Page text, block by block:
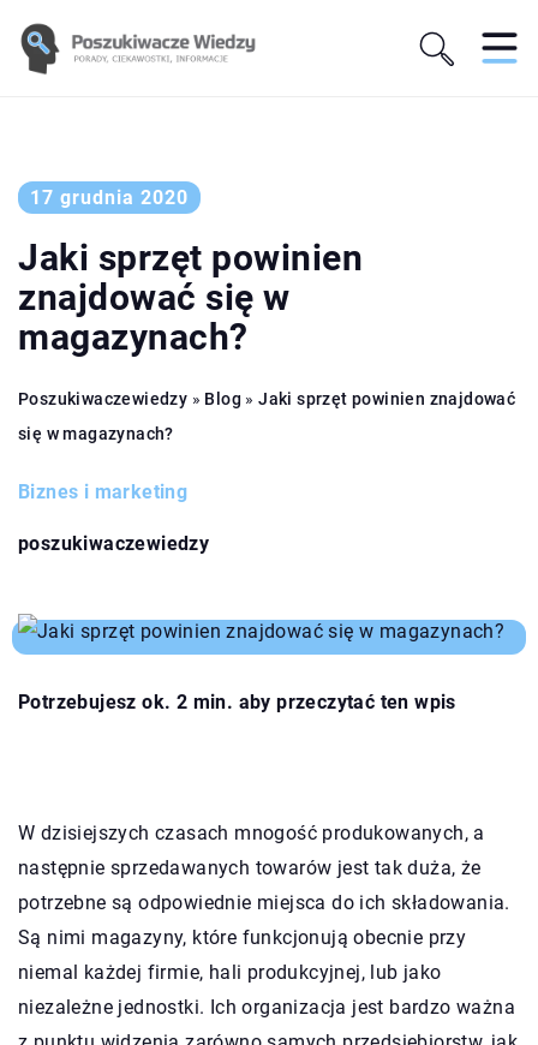
17 grudnia 2020
Jaki sprzęt powinien
znajdować się w
magazynach?
Poszukiwaczewiedzy » Blog »Jaki sprzęt powinien znajdować
się w magazynach?
Biznes i marketing
poszukiwaczewiedzy
Potrzebujesz ok. 2 min. aby przeczytać ten wpis
W dzisiejszych czasach mnogość produkowanych, a
następnie sprzedawanych towarów jest tak duża, że
potrzebne są odpowiednie miejsca do ich składowania.
Są nimi magazyny, które funkcjonują obecnie przy
niemal każdej firmie, hali produkcyjnej, lub jako
niezależne jednostki. Ich organizacja jest bardzo ważna